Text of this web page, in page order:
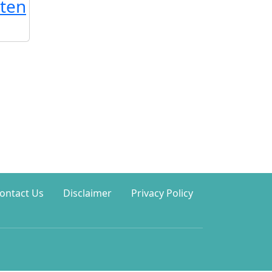
Us Disclaimer Privacy Policy